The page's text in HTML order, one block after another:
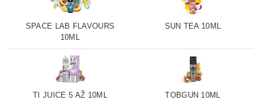
SPACE LAB FLAVOURS
10ML
SUN TEA 10ML
TI JUICE 5 AŽ 10ML TOBGUN 10ML